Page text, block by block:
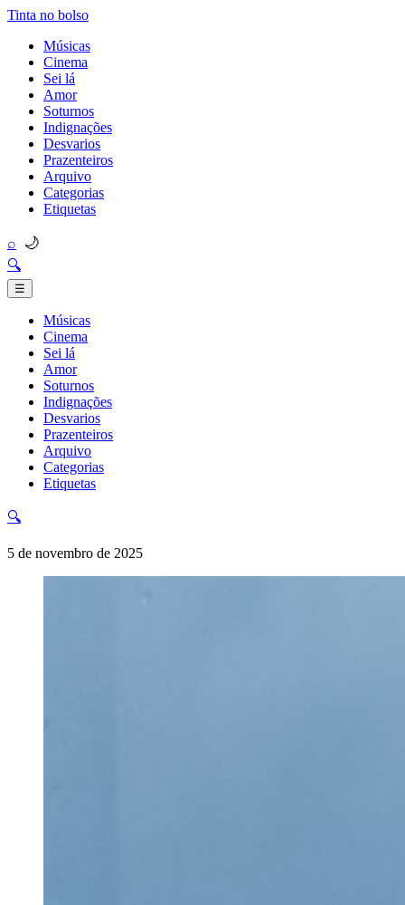
Tinta no bolso
Músicas
Cinema
Sei lá
Amor
Soturnos
Indignações
Desvarios
Prazenteiros
Arquivo
Categorias
Etiquetas
⌕ 🌙
🔍
☰
Músicas
Cinema
Sei lá
Amor
Soturnos
Indignações
Desvarios
Prazenteiros
Arquivo
Categorias
Etiquetas
🔍
5 de novembro de 2025